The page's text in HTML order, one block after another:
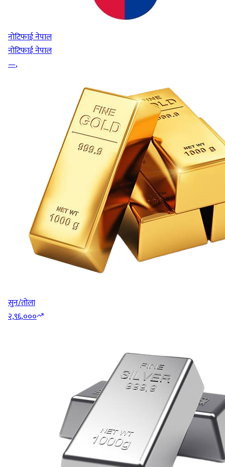
नोटिफाई नेपाल
नोटिफाई नेपाल
—,
सुन/तोला
२,९६,०००